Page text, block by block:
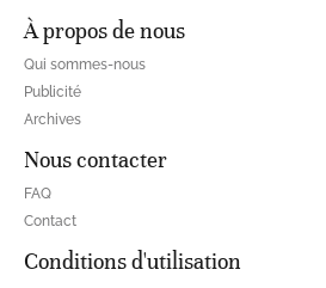
À propos de nous
Qui sommes-nous
Publicité
Archives
Nous contacter
FAQ
Contact
Conditions d'utilisation